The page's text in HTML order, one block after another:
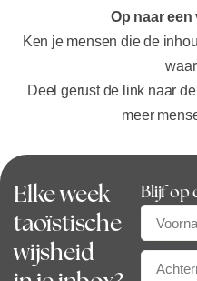
Op naar een
Ken je mensen die de
Deel gerust de link naar
meer
Elke week
taoïstische
wijsheid
Blijf op